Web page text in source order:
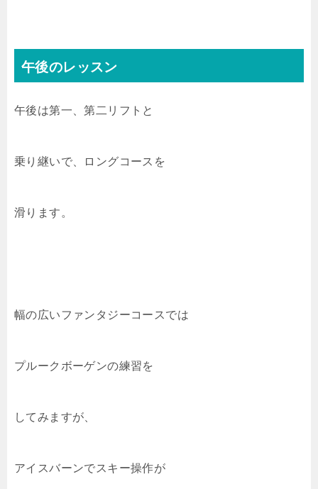
午後のレッスン
午後は第一、第二リフトと
乗り継いで、ロングコースを
滑ります。
幅の広いファンタジーコースでは
プルークボーゲンの練習を
してみますが、
アイスバーンでスキー操作が